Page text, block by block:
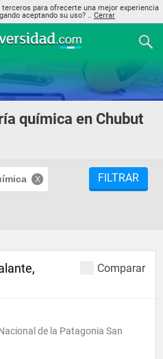
para ofrecerte una mejor experiencia
aceptando su uso? .. Cerrar
química en Chubut
FILTRAR
Comparar
de la Patagonia San